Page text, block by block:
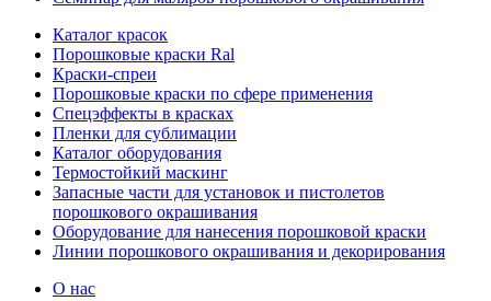
Каталог красок
Порошковые краски Ral
Краски-спреи
Порошковые краски по сфере применения
Спецэффекты в красках
Пленки для сублимации
Каталог оборудования
Термостойкий маскинг
Запасные части для установок и пистолетов
порошкового окрашивания
Оборудование для нанесения порошковой краски
Линии порошкового окрашивания и декорирования
О нас